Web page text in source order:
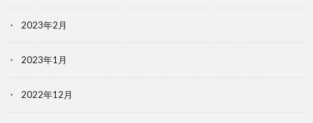
2023年2月
2023年1月
2022年12月